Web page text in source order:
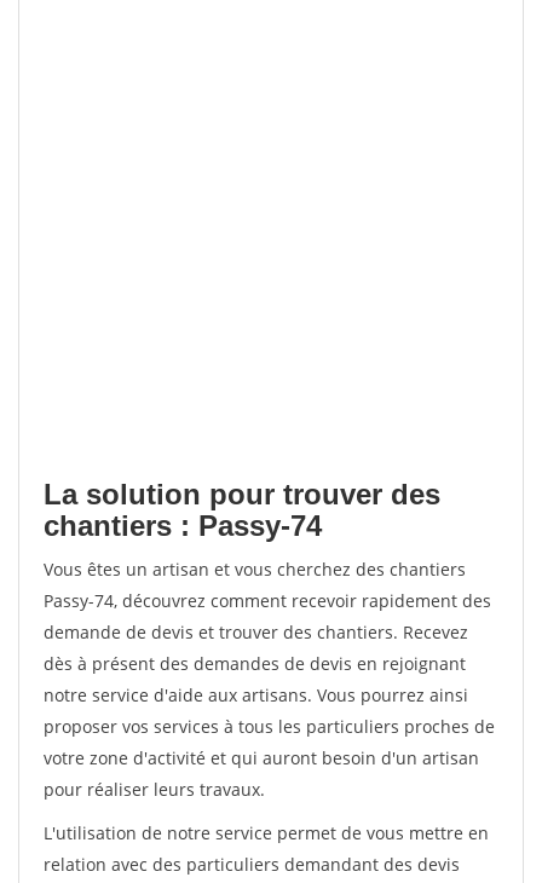
La solution pour trouver des
chantiers : Passy-74
Vous êtes un artisan et vous cherchez des chantiers
Passy-74, découvrez comment recevoir rapidement des
demande de devis et trouver des chantiers. Recevez
dès à présent des demandes de devis en rejoignant
notre service d'aide aux artisans. Vous pourrez ainsi
proposer vos services à tous les particuliers proches de
votre zone d'activité et qui auront besoin d'un artisan
pour réaliser leurs travaux.
L'utilisation de notre service permet de vous mettre en
relation avec des particuliers demandant des devis